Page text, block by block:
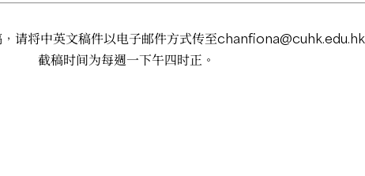
请将中英文稿件以电子邮件方式传至chanfiona@cuhk.edu.hk
截稿时间为每週一下午四时正。